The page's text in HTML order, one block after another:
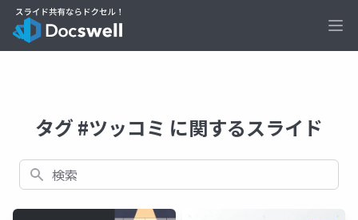
タグ #ツッコミ に関するスライド
検索